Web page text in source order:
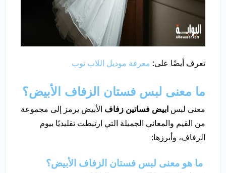
تعرف أيضًا على: معرفة موديل اللاب توب
ما معنى لبس فستان الزفاف الأبيض؟
معنى لبس ابيض فساتين زفاف الأبيض يرمز إلى مجموعة
من القيم والمعاني الجميلة التي ارتبطت تقليديًا بيوم
الزفاف، وأبرزها:
ما هو معنى لبس فستان الزفاف الأبيض؟